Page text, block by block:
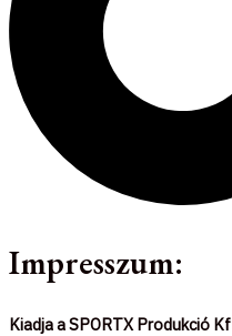
Impresszum:
Kiadja a SPORTX Produkció